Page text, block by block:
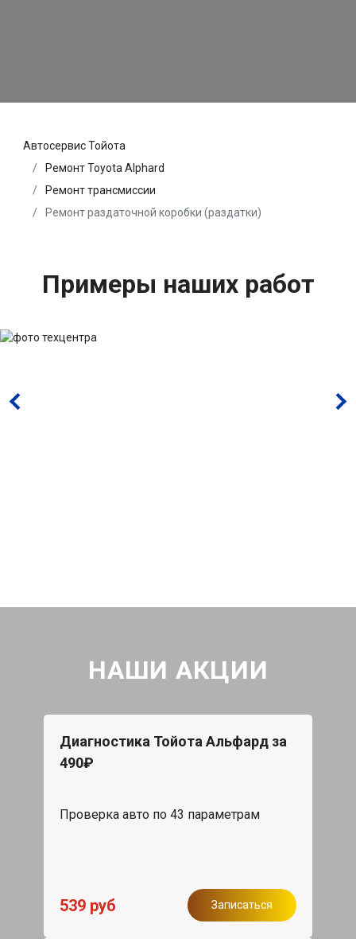
Автосервис Тойота
Ремонт Toyota Alphard
Ремонт трансмиссии
Ремонт раздаточной коробки (раздатки)
Примеры наших работ
НАШИ АКЦИИ
Диагностика Тойота Альфард за
490₽
Проверка авто по 43 параметрам
539 руб Записаться